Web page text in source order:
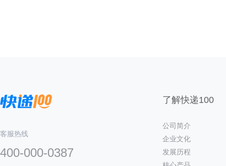
客服热线
400-000-0387
了解快递100
公司简介
企业文化
发展历程